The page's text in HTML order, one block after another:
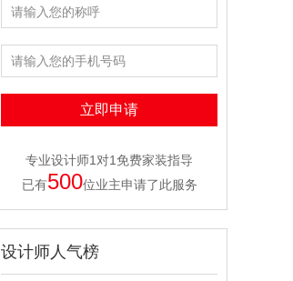
制定超级蓝天室内
设计大赛奖 代表作
品： 南湖金地 、 景
泰翰林 、 水电首郡
、 湖畔丽舍 、 双湖
香木林 、 凤凰世嘉
、 建投熙湖、橡树
华中心、水岸东方
专业设计师1对1免费家装指导
已有500位业主申请了此服务
设计师人气榜